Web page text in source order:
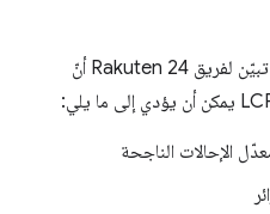
بعد تحليل بيانات الصفحة الرئيسية، تبيّن لفريق Rakuten 24 أنّ